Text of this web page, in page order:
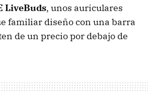
LiveBuds, unos auriculares
familiar diseño con una barra
de un precio por debajo de